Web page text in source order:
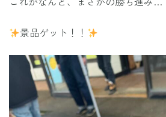
景品ゲット！！